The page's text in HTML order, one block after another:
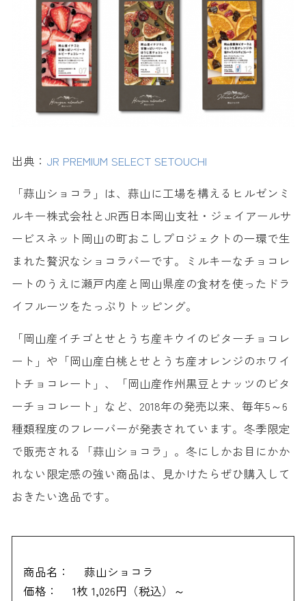
出典： JR PREMIUM SELECT SETOUCHI
「蒜山ショコラ」は、蒜山に工場を構えるヒルゼンミ
ルキー株式会社とJR西日本岡山支社・ジェイアールサ
ービスネット岡山の町おこしプロジェクトの一環で生
まれた贅沢なショコラバーです。ミルキーなチョコレ
ートのうえに瀬戸内産と岡山県産の食材を使ったドラ
イフルーツをたっぷりトッピング。
「岡山産イチゴとせとうち産キウイのビターチョコレ
ート」や「岡山産白桃とせとうち産オレンジのホワイ
トチョコレート」、「岡山産作州黒豆とナッツのビタ
ーチョコレート」など、2018年の発売以来、毎年5～6
種類程度のフレーバーが発表されています。冬季限定
で販売される「蒜山ショコラ」。冬にしかお目にかか
れない限定感の強い商品は、見かけたらぜひ購入して
おきたい逸品です。
商品名：
蒜山ショコラ
価格：
1枚 1,026円（税込）～